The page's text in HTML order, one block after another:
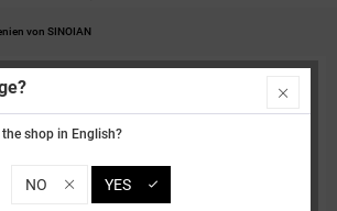
von SINOIAN
aus Armenien von SINOIAN
1 Kommentare
shop in English?
NO YES